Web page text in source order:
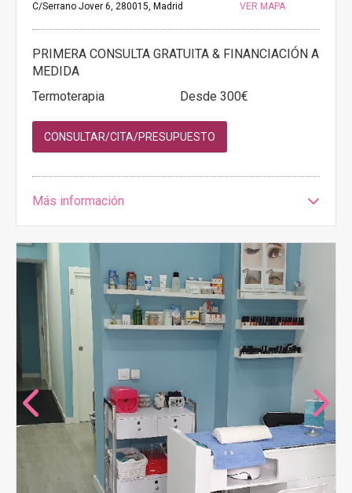
C/Serrano Jover 6, 280015, Madrid VER MAPA
PRIMERA CONSULTA GRATUITA & FINANCIACIÓN A
MEDIDA
Termoterapia
Desde 300€
CONSULTAR/CITA/PRESUPUESTO
Más información